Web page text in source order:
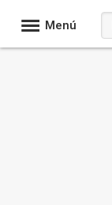
Menú